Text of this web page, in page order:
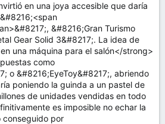
en una joya accesible que daría
&#8216;Gran Turismo
Gear Solid 3&#8217;. La idea de
una máquina para el salón</strong>
como
o &#8216;EyeToy&#8217;, abriendo
poniendo la guinda a un pastel de
de unidades vendidas en todo
es imposible no echar la
conseguido por